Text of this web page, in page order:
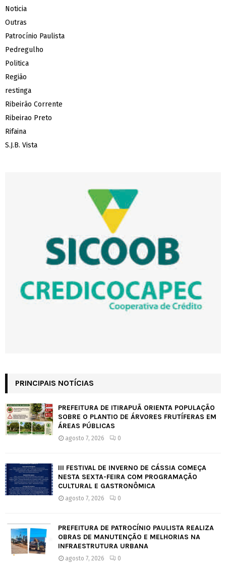
Noticia
Outras
Patrocínio Paulista
Pedregulho
Politica
Região
restinga
Ribeirão Corrente
Ribeirao Preto
Rifaina
S.J.B. Vista
PRINCIPAIS NOTÍCIAS
PREFEITURA DE ITIRAPUÃ ORIENTA POPULAÇÃO
SOBRE O PLANTIO DE ÁRVORES FRUTÍFERAS EM
ÁREAS PÚBLICAS
agosto 7, 2026 0
III FESTIVAL DE INVERNO DE CÁSSIA COMEÇA
NESTA SEXTA-FEIRA COM PROGRAMAÇÃO
CULTURAL E GASTRONÔMICA
agosto 7, 2026 0
PREFEITURA DE PATROCÍNIO PAULISTA REALIZA
OBRAS DE MANUTENÇÃO E MELHORIAS NA
INFRAESTRUTURA URBANA
agosto 7, 2026 0